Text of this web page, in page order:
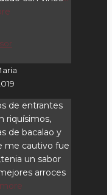
de entrantes
riquísimos,
de bacalao y
me cautivo fue
un sabor
arroces